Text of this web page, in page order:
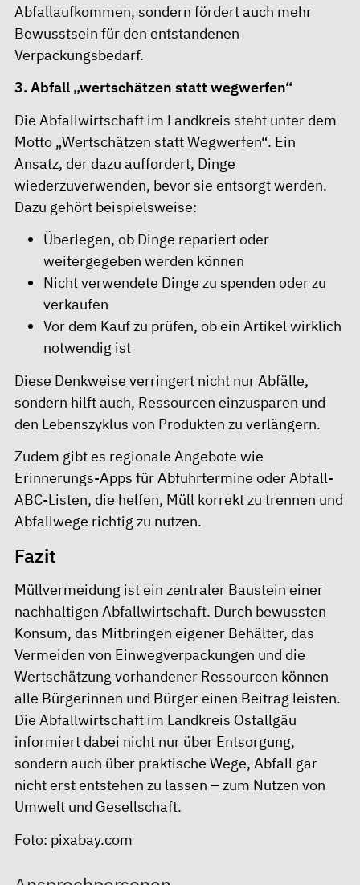
Abfallaufkommen, sondern fördert auch mehr
Bewusstsein für den entstandenen
Verpackungsbedarf.
3. Abfall „wertschätzen statt wegwerfen“
Die Abfallwirtschaft im Landkreis steht unter dem
Motto „Wertschätzen statt Wegwerfen“. Ein
Ansatz, der dazu auffordert, Dinge
wiederzuverwenden, bevor sie entsorgt werden.
Dazu gehört beispielsweise:
Überlegen, ob Dinge repariert oder
weitergegeben werden können
Nicht verwendete Dinge zu spenden oder zu
verkaufen
Vor dem Kauf zu prüfen, ob ein Artikel wirklich
notwendig ist
Diese Denkweise verringert nicht nur Abfälle,
sondern hilft auch, Ressourcen einzusparen und
den Lebenszyklus von Produkten zu verlängern.
Zudem gibt es regionale Angebote wie
Erinnerungs-Apps für Abfuhrtermine oder Abfall-
ABC-Listen, die helfen, Müll korrekt zu trennen und
Abfallwege richtig zu nutzen.
Fazit
Müllvermeidung ist ein zentraler Baustein einer
nachhaltigen Abfallwirtschaft. Durch bewussten
Konsum, das Mitbringen eigener Behälter, das
Vermeiden von Einwegverpackungen und die
Wertschätzung vorhandener Ressourcen können
alle Bürgerinnen und Bürger einen Beitrag leisten.
Die Abfallwirtschaft im Landkreis Ostallgäu
informiert dabei nicht nur über Entsorgung,
sondern auch über praktische Wege, Abfall gar
nicht erst entstehen zu lassen – zum Nutzen von
Umwelt und Gesellschaft.
Foto: pixabay.com